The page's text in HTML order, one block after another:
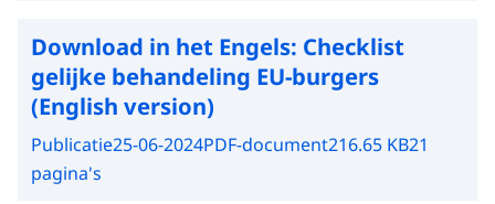
Download in het Engels: Checklist
gelijke behandeling EU-burgers
(English version)
Publicatie25-06-2024PDF-document216.65 KB21
pagina's